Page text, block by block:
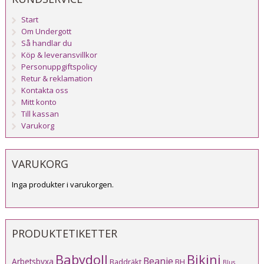
Start
Om Undergott
Så handlar du
Köp & leveransvillkor
Personuppgiftspolicy
Retur & reklamation
Kontakta oss
Mitt konto
Till kassan
Varukorg
VARUKORG
Inga produkter i varukorgen.
PRODUKTETIKETTER
Arbetsbyxa Babydoll Baddräkt Beanie BH Bikini Blus